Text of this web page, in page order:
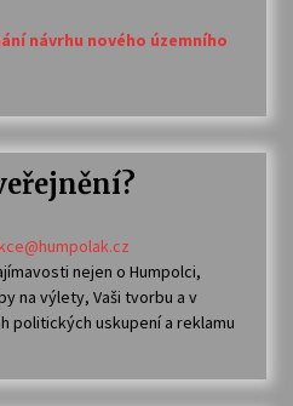
návrhu nového územního
nejen o Humpolci,
na výlety, Vaši tvorbu a v
politických uskupení a reklamu